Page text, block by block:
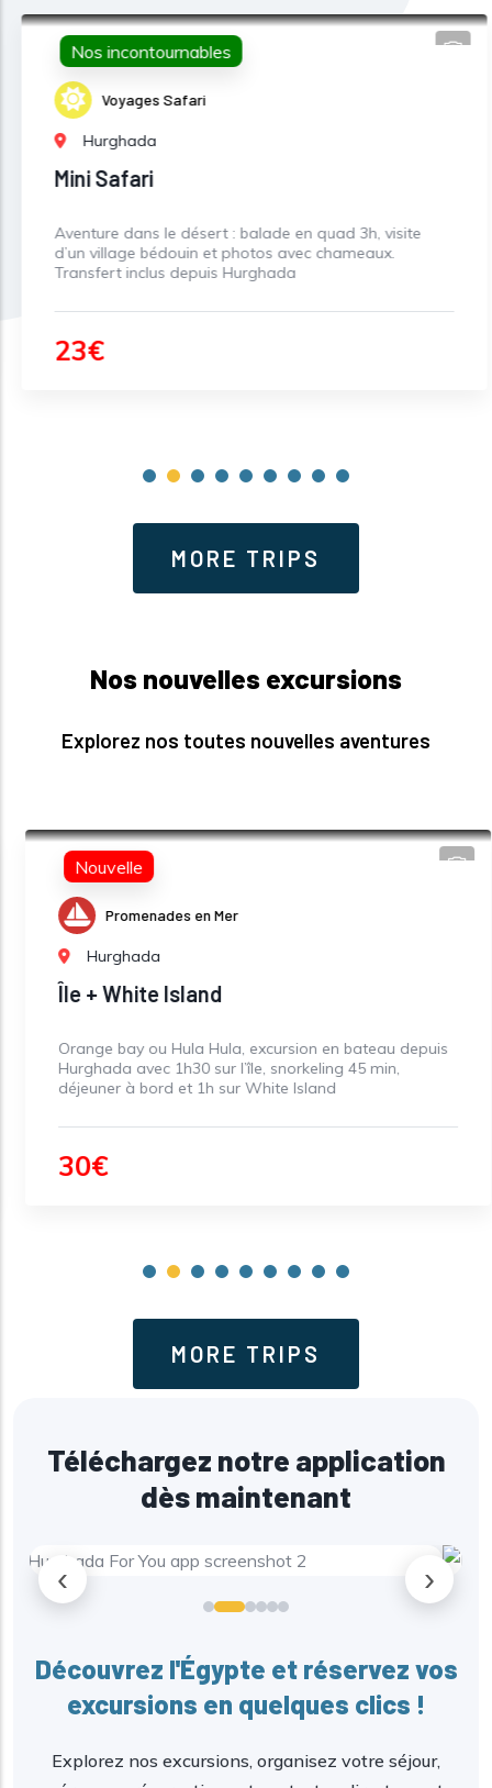
Nos incontournables
Voyages Safari
Hurghada
Mini Safari
Aventure dans le désert : balade en quad 3h, visite
d’un village bédouin et photos avec chameaux.
Transfert inclus depuis Hurghada
23€
MORE TRIPS
Nos nouvelles excursions
Explorez nos toutes nouvelles aventures
Nouvelle
Promenades en Mer
Hurghada
Île + White Island
Orange bay ou Hula Hula, excursion en bateau depuis
Hurghada avec 1h30 sur l’île, snorkeling 45 min,
déjeuner à bord et 1h sur White Island
30€
MORE TRIPS
Téléchargez notre application
dès maintenant
‹ ›
Découvrez l'Égypte et réservez vos
excursions en quelques clics !
Explorez nos excursions, organisez votre séjour,